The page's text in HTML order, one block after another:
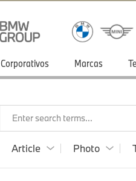
Corporativos Marcas
Enter search terms...
Article Photo